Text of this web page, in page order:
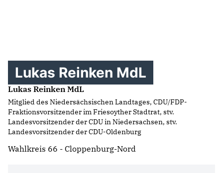
Lukas Reinken MdL
Lukas Reinken MdL
Mitglied des Niedersächsischen Landtages, CDU/FDP-
Fraktionsvorsitzender im Friesoyther Stadtrat, stv.
Landesvorsitzender der CDU in Niedersachsen, stv.
Landesvorsitzender der CDU-Oldenburg
Wahlkreis 66 - Cloppenburg-Nord